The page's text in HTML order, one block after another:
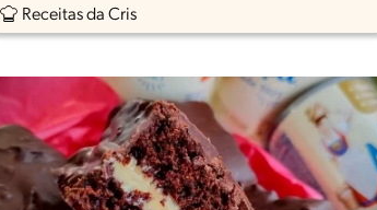
Receitas da Cris